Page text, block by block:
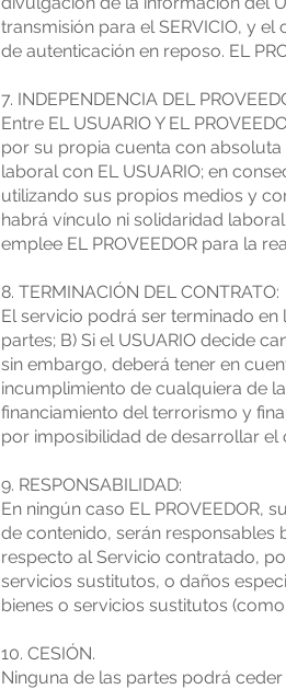
transmisión para el SERVICIO, y
de autenticación en reposo. EL
7. INDEPENDENCIA DEL
Entre EL USUARIO Y EL
por su propia cuenta con
laboral con EL USUARIO; en
utilizando sus propios medios y
habrá vínculo ni solidaridad
emplee EL PROVEEDOR para la
8. TERMINACIÓN DEL CONTRATO:
El servicio podrá ser terminado
partes; B) Si el USUARIO decide
sin embargo, deberá tener en
incumplimiento de cualquiera de
financiamiento del terrorismo y
por imposibilidad de desarrollar el
9. RESPONSABILIDAD:
En ningún caso EL
de contenido, serán
respecto al Servicio contratado,
servicios sustitutos, o daños
bienes o servicios sustitutos
10. CESIÓN.
Ninguna de las partes podrá